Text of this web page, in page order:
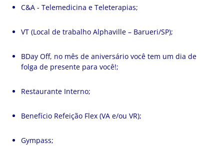
C&A - Telemedicina e Teleterapias;
VT (Local de trabalho Alphaville – Barueri/SP);
BDay Off, no mês de aniversário você tem um dia de
folga de presente para você!;
Restaurante Interno;
Benefício Refeição Flex (VA e/ou VR);
Gympass;